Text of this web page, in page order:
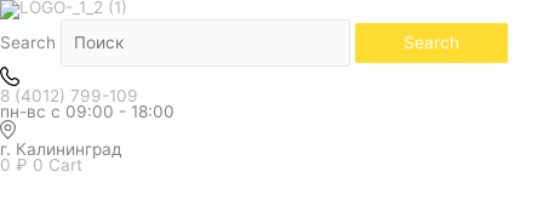
Search Search
8 (4012) 799-109
пн-вс с 09:00 - 18:00
г. Калининград
0 ₽ 0 Cart
Количество
товара
Кондиционер
LG
серия
ProCool
Mirror
B24TS